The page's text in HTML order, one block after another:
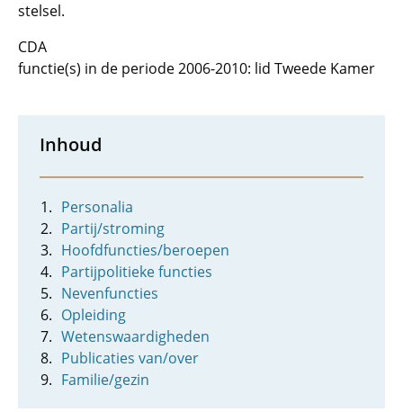
stelsel.
CDA
functie(s) in de periode 2006-2010: lid Tweede Kamer
Inhoud
Personalia
Partij/stroming
Hoofdfuncties/beroepen
Partijpolitieke functies
Nevenfuncties
Opleiding
Wetenswaardigheden
Publicaties van/over
Familie/gezin